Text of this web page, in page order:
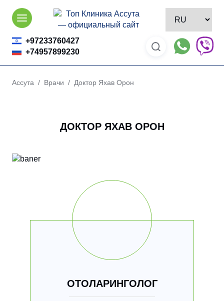
Skip
content
+97233760427
+74957899230
Ассута / Врачи / Доктор Яхав Орон
ДОКТОР ЯХАВ ОРОН
ОТОЛАРИНГОЛОГ